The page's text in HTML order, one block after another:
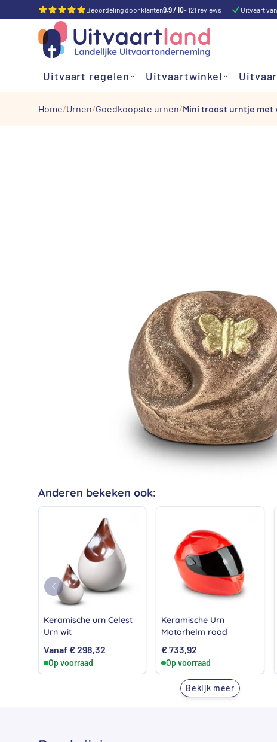
Beoordeling door klanten9.9 / 10- 121 reviews Uitvaart
Uitvaart regelen Uitvaartwinkel
Home Urnen Goedkoopste urnen Mini troost urntje met
Anderen bekeken ook:
Keramische urn Celest
Urn wit
Vanaf €298,32
Op voorraad
Keramische Urn
Motorhelm rood
€733,92
Op voorraad
Bekijk meer